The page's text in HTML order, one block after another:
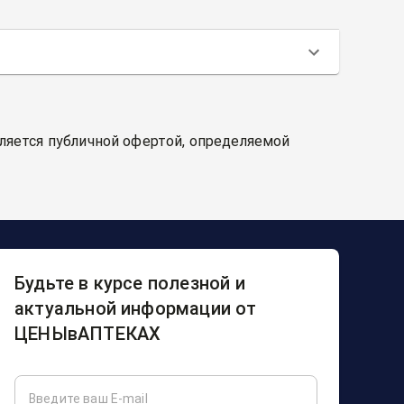
публичной офертой, определяемой
Будьте в курсе полезной и
актуальной информации от
ЦЕНЫвАПТЕКАХ